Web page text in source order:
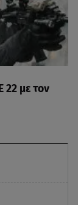
22 με τον